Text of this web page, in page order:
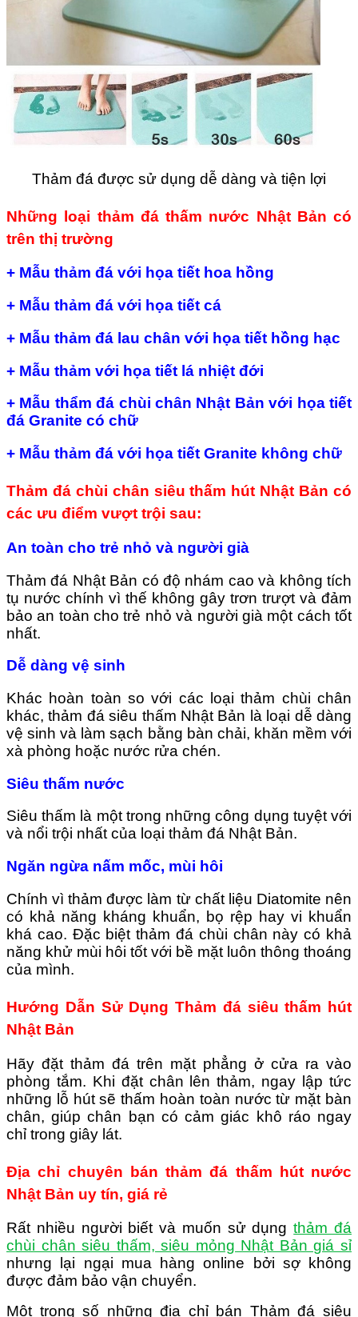
Thảm đá được sử dụng dễ dàng và tiện lợi
Những loại thảm đá thấm nước Nhật Bản có
trên thị trường
+ Mẫu thảm đá với họa tiết hoa hồng
+ Mẫu thảm đá với họa tiết cá
+ Mẫu thảm đá lau chân với họa tiết hồng hạc
+ Mẫu thảm với họa tiết lá nhiệt đới
+ Mẫu thẩm đá chùi chân Nhật Bản với họa tiết
đá Granite có chữ
+ Mẫu thảm đá với họa tiết Granite không chữ
Thảm đá chùi chân siêu thấm hút Nhật Bản có
các ưu điểm vượt trội sau:
An toàn cho trẻ nhỏ và người già
Thảm đá Nhật Bản có độ nhám cao và không tích
tụ nước chính vì thế không gây trơn trượt và đảm
bảo an toàn cho trẻ nhỏ và người già một cách tốt
nhất.
Dễ dàng vệ sinh
Khác hoàn toàn so với các loại thảm chùi chân
khác, thảm đá siêu thấm Nhật Bản là loại dễ dàng
vệ sinh và làm sạch bằng bàn chải, khăn mềm với
xà phòng hoặc nước rửa chén.
Siêu thấm nước
Siêu thấm là một trong những công dụng tuyệt với
và nổi trội nhất của loại thảm đá Nhật Bản.
Ngăn ngừa nấm mốc, mùi hôi
Chính vì thảm được làm từ chất liệu Diatomite nên
có khả năng kháng khuẩn, bọ rệp hay vi khuẩn
khá cao. Đặc biệt thảm đá chùi chân này có khả
năng khử mùi hôi tốt với bề mặt luôn thông thoáng
của mình.
Hướng Dẫn Sử Dụng Thảm đá siêu thấm hút
Nhật Bản
Hãy đặt thảm đá trên mặt phẳng ở cửa ra vào
phòng tắm. Khi đặt chân lên thảm, ngay lập tức
những lỗ hút sẽ thấm hoàn toàn nước từ mặt bàn
chân, giúp chân bạn có cảm giác khô ráo ngay
chỉ trong giây lát.
Địa chỉ chuyên bán thảm đá thấm hút nước
Nhật Bản uy tín, giá rẻ
Rất nhiều người biết và muốn sử dụngthảm đá
chùi chân siêu thấm, siêu mỏng Nhật Bản giá sỉ
nhưng lại ngại mua hàng online bởi sợ không
được đảm bảo vận chuyển.
Một trong số những địa chỉ bán Thảm đá siêu